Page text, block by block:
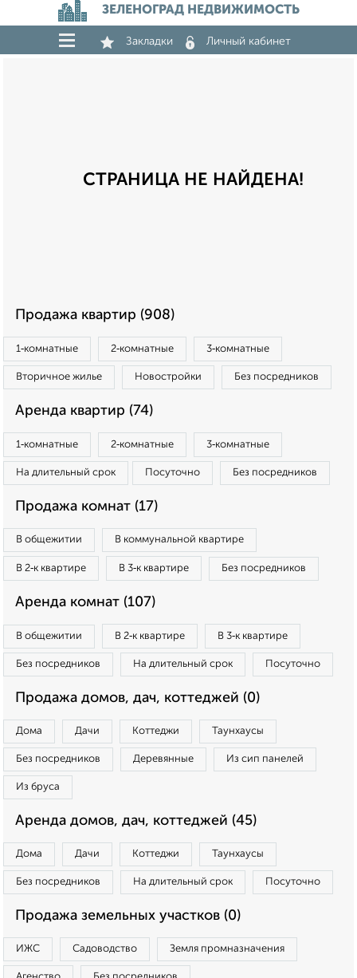
ЗЕЛЕНОГРАД НЕДВИЖИМОСТЬ
Закладки Личный кабинет
СТРАНИЦА НЕ НАЙДЕНА!
Продажа квартир (908)
1‑комнатные 2‑комнатные 3‑комнатные
Вторичное жилье Новостройки Без посредников
Аренда квартир (74)
1‑комнатные 2‑комнатные 3‑комнатные
На длительный срок Посуточно Без посредников
Продажа комнат (17)
В общежитии В коммунальной квартире
В 2‑к квартире В 3‑к квартире Без посредников
Аренда комнат (107)
В общежитии В 2‑к квартире В 3‑к квартире
Без посредников На длительный срок Посуточно
Продажа домов, дач, коттеджей (0)
Дома Дачи Коттеджи Таунхаусы
Без посредников Деревянные Из сип панелей
Из бруса
Аренда домов, дач, коттеджей (45)
Дома Дачи Коттеджи Таунхаусы
Без посредников На длительный срок Посуточно
Продажа земельных участков (0)
ИЖС Садоводство Земля промназначения